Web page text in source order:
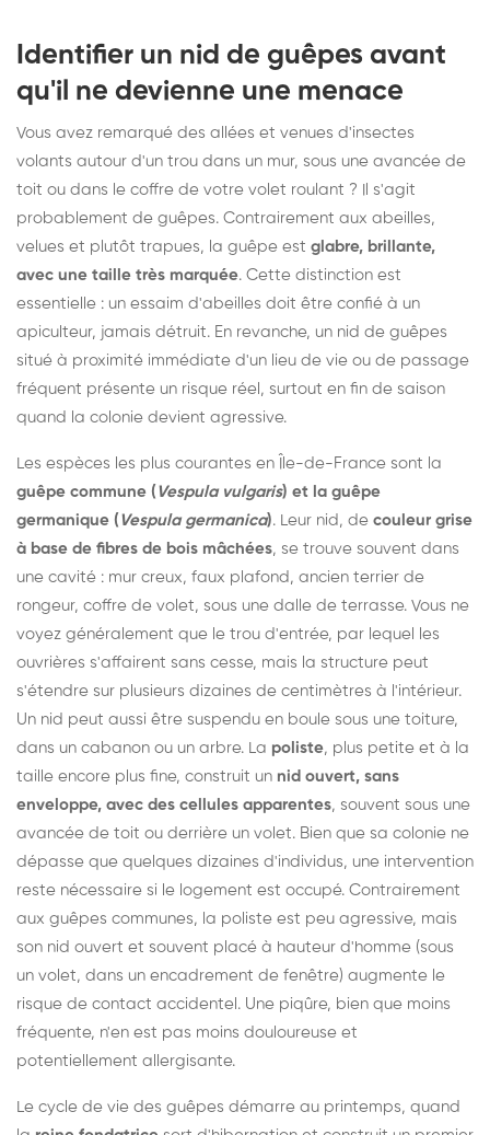
Identifier un nid de guêpes avant
qu'il ne devienne une menace
Vous avez remarqué des allées et venues d'insectes
volants autour d'un trou dans un mur, sous une avancée de
toit ou dans le coffre de votre volet roulant ? Il s'agit
probablement de guêpes. Contrairement aux abeilles,
velues et plutôt trapues, la guêpe est glabre, brillante,
avec une taille très marquée. Cette distinction est
essentielle : un essaim d'abeilles doit être confié à un
apiculteur, jamais détruit. En revanche, un nid de guêpes
situé à proximité immédiate d'un lieu de vie ou de passage
fréquent présente un risque réel, surtout en fin de saison
quand la colonie devient agressive.
Les espèces les plus courantes en Île-de-France sont la
guêpe commune ( Vespula vulgaris) et la guêpe
germanique ( Vespula germanica). Leur nid, de couleur grise
à base de fibres de bois mâchées, se trouve souvent dans
une cavité : mur creux, faux plafond, ancien terrier de
rongeur, coffre de volet, sous une dalle de terrasse. Vous ne
voyez généralement que le trou d'entrée, par lequel les
ouvrières s'affairent sans cesse, mais la structure peut
s'étendre sur plusieurs dizaines de centimètres à l'intérieur.
Un nid peut aussi être suspendu en boule sous une toiture,
dans un cabanon ou un arbre. La poliste, plus petite et à la
taille encore plus fine, construit un nid ouvert, sans
enveloppe, avec des cellules apparentes, souvent sous une
avancée de toit ou derrière un volet. Bien que sa colonie ne
dépasse que quelques dizaines d'individus, une intervention
reste nécessaire si le logement est occupé. Contrairement
aux guêpes communes, la poliste est peu agressive, mais
son nid ouvert et souvent placé à hauteur d'homme (sous
un volet, dans un encadrement de fenêtre) augmente le
risque de contact accidentel. Une piqûre, bien que moins
fréquente, n'en est pas moins douloureuse et
potentiellement allergisante.
Le cycle de vie des guêpes démarre au printemps, quand